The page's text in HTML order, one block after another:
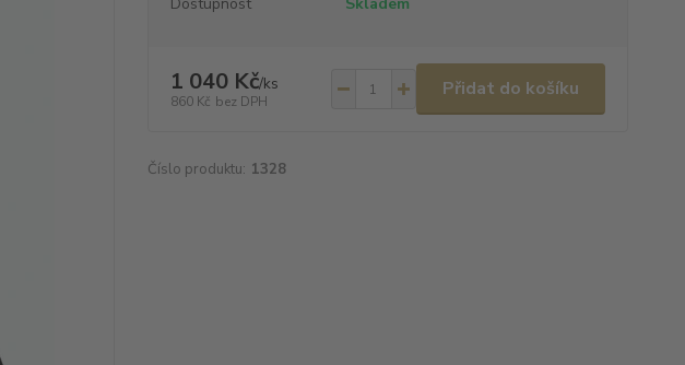
1 040 Kč/ks
860 Kč bez DPH
Přidat do košíku
Číslo produktu: 1328